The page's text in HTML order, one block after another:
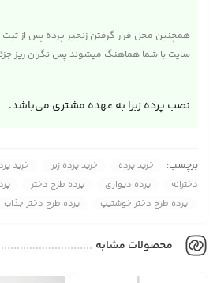
همچنین محل قرار گرفتن زنجیر پرده پس از
سایت با شما هماهنگ میشوند پس نگران ریز
نصب پرده زبرا به عهده مشتری می‌باشد.
برچسب: خرید پرده خرید پرده زبرا خرید
دخترانه
پرده دیواری پرده طرح دختر
پرده طرح دختر خوشتیپ
پرده طرح دختر جذاب
محصولات مشابه